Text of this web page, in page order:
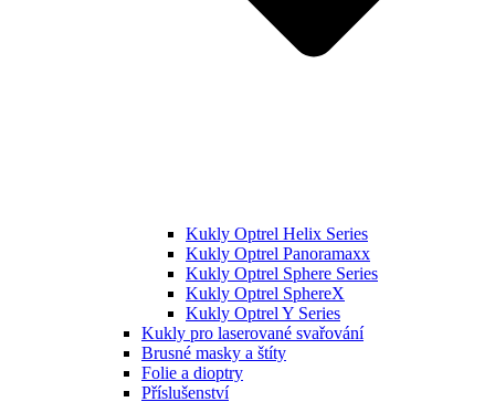
Kukly Optrel Helix Series
Kukly Optrel Panoramaxx
Kukly Optrel Sphere Series
Kukly Optrel SphereX
Kukly Optrel Y Series
Kukly pro laserované svařování
Brusné masky a štíty
Folie a dioptry
Příslušenství